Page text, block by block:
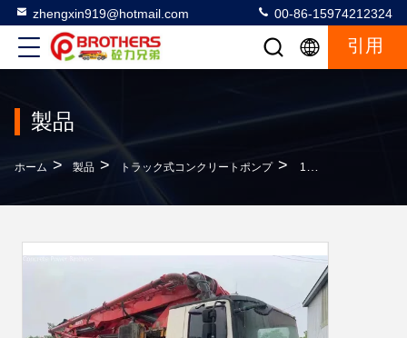
zhengxin919@hotmail.com 00-86-15974212324
引用
製品
ホーム > 製品 > トラック式コンクリートポンプ > 11750*2500*3970 Mm レッド 2012年 中古コンクリート機 46メートルサイポンプ ベンツ・シャシー